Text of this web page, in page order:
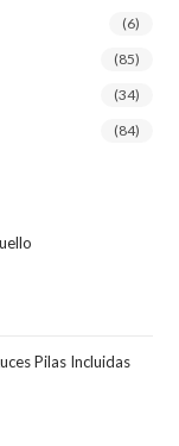
(6)
(85)
(34)
(84)
Pilas Incluidas